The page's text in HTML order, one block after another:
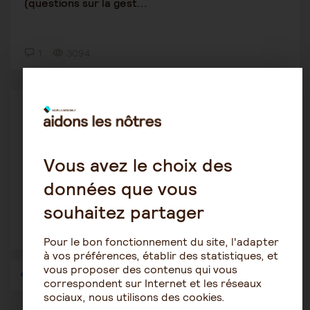
(questions sur la gest...
bissette
Maman agée sous influence "petit ami" ?
1 … 40 41 42 43 44 45 46 …
Vous avez le choix des
données que vous
souhaitez partager
Pour le bon fonctionnement du site, l'adapter
à vos préférences, établir des statistiques, et
vous proposer des contenus qui vous
correspondent sur Internet et les réseaux
sociaux, nous utilisons des cookies.